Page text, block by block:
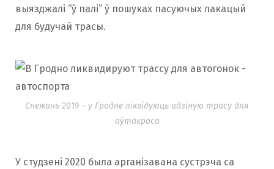
выязджалі “ў палі” ў пошуках пасуючых лакацый
для будучай трасы.
Снежань 2019 – у Гродне ліквідуюць адзіную трасу для
аўтакроса
У студзені 2020 была арганізавана сустрэча са